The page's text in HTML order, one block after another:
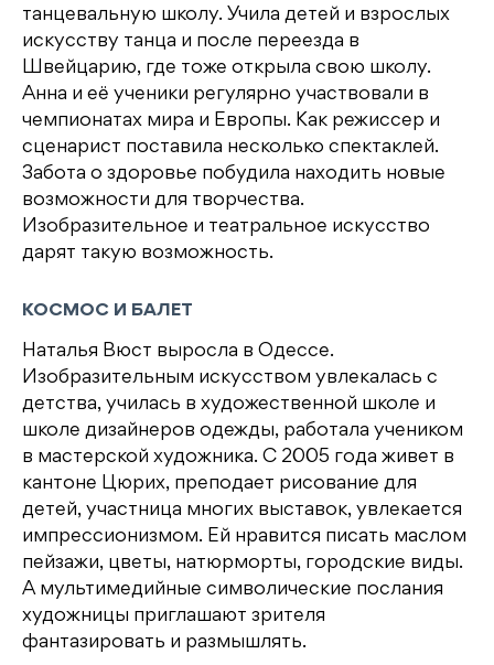
танцевальную школу. Учила детей и взрослых
искусству танца и после переезда в
Швейцарию, где тоже открыла свою школу.
Анна и её ученики регулярно участвовали в
чемпионатах мира и Европы. Как режиссер и
сценарист поставила несколько спектаклей.
Забота о здоровье побудила находить новые
возможности для творчества.
Изобразительное и театральное искусство
дарят такую возможность.
КОСМОС И БАЛЕТ
Наталья Вюст выросла в Одессе.
Изобразительным искусством увлекалась с
детства, училась в художественной школе и
школе дизайнеров одежды, работала учеником
в мастерской художника. С 2005 года живет в
кантоне Цюрих, преподает рисование для
детей, участница многих выставок, увлекается
импрессионизмом. Ей нравится писать маслом
пейзажи, цветы, натюрморты, городские виды.
А мультимедийные символические послания
художницы приглашают зрителя
фантазировать и размышлять.